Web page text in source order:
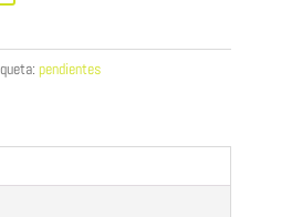
pendientes